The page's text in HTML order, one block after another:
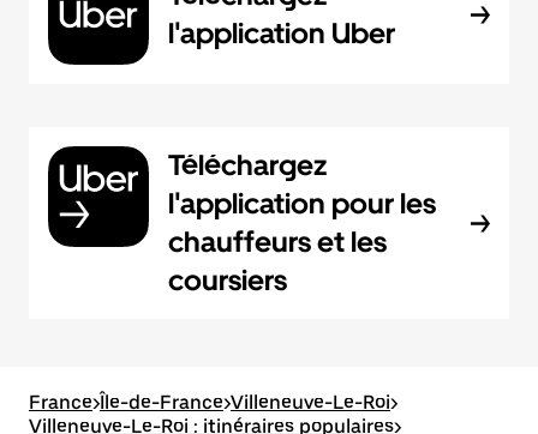
l'application Uber
Téléchargez
l'application pour les
chauffeurs et les
coursiers
France>Île-de-France>Villeneuve-Le-Roi>
Villeneuve-Le-Roi : itinéraires populaires>